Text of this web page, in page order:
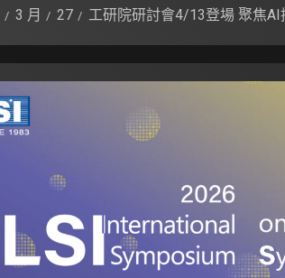
3 月 27 工研院研討會4/13登場 聚焦